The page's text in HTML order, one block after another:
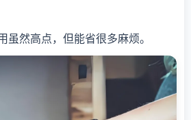
虽然高点，但能省很多麻烦。